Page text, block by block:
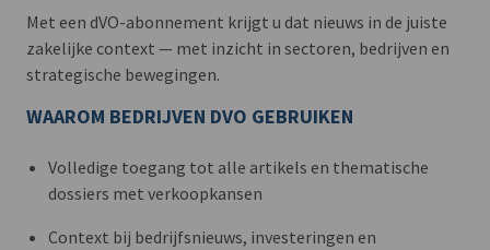
Met een dVO-abonnement krijgt u dat nieuws in de juiste
zakelijke context — met inzicht in sectoren, bedrijven en
strategische bewegingen.
WAAROM BEDRIJVEN DVO GEBRUIKEN
Volledige toegang tot alle artikels en thematische
dossiers met verkoopkansen
Context bij bedrijfsnieuws, investeringen en